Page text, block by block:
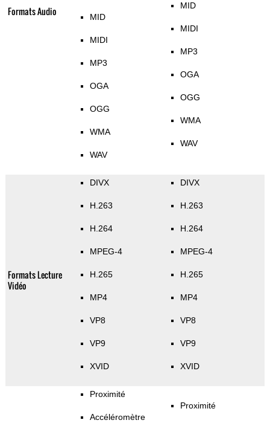
Formats Audio MID
MIDI
MP3
OGA
OGG
WMA
WAV
MID
MIDI
MP3
OGA
OGG
WMA
WAV
Formats Lecture
Vidéo
DIVX
H.263
H.264
MPEG-4
H.265
MP4
VP8
VP9
XVID
DIVX
H.263
H.264
MPEG-4
H.265
MP4
VP8
VP9
XVID
Proximité
Accéléromètre
Proximité